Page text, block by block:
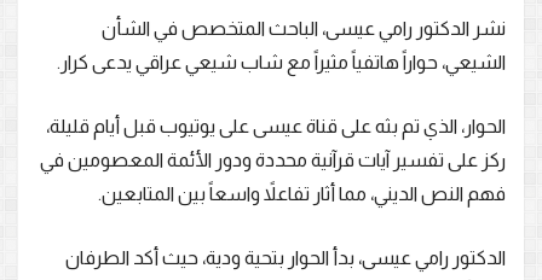
نشر الدكتور رامي عيسى، الباحث المتخصص في الشأن
الشيعي، حواراً هاتفياً مثيراً مع شاب شيعي عراقي يدعى كرار.
الحوار، الذي تم بثه على قناة عيسى على يوتيوب قبل أيام قليلة،
ركز على تفسير آيات قرآنية محددة ودور الأئمة المعصومين في
فهم النص الديني، مما أثار تفاعلاً واسعاً بين المتابعين.
الدكتور رامي عيسى، بدأ الحوار بتحية ودية، حيث أكد الطرفان